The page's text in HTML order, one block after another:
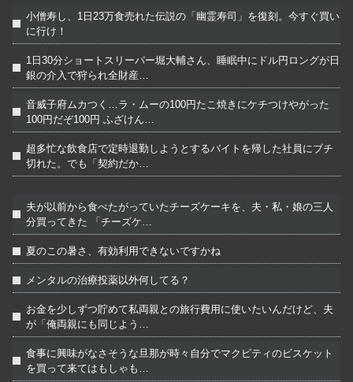
小僧寿し、1日23万食売れた伝説の「幽霊寿司」を復刻。今すぐ買い
に行け！
1日30分ショートスリーパー堀大輔さん、睡眠中にドル円ロングが日
銀の介入で狩られ全財産…
音威子府ムカつく…ラ・ムーの100円たこ焼きにケチつけやがった
100円だぞ100円 ふざけん…
超多忙な飲食店で定時退勤しようとするバイトを帰した社員にブチ
切れた。でも「契約だか…
夫が以前から食べたがっていたチーズケーキを、夫・私・娘の三人
分買ってきた 「チーズケ…
夏のこの暑さ、有効利用できないですかね
メンタルの治療投薬以外何してる？
お金を少しずつ貯めて私両親との旅行費用に使いたいんだけど、夫
が「俺両親にも同じよう…
食事に興味がなさそうな旦那が時々自分でマクビティのビスケット
を買って来てはもしゃも…